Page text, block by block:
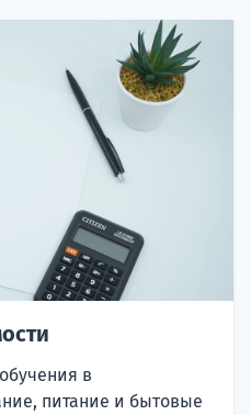
в
питание и бытовые